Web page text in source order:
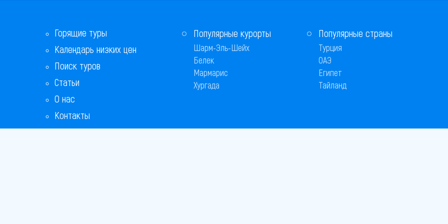
Горящие туры
Календарь низких цен
Поиск туров
Статьи
О нас
Контакты
Популярные курорты
Шарм-Эль-Шейх
Белек
Мармарис
Хургада
Популярные страны
Турция
ОАЭ
Египет
Тайланд